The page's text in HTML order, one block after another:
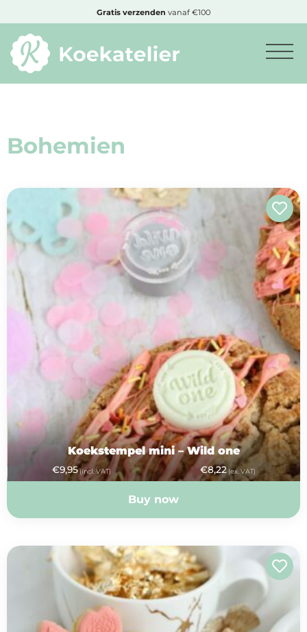
Minimum
producten
Producten
op
Producten
thema
Cursussen
Gratis
Outlet
Gratis verzenden vanaf €100
Bohemien
Koekstempel mini – Wild one
€9,95(incl. VAT) €8,22 (ex. VAT)
Buy now